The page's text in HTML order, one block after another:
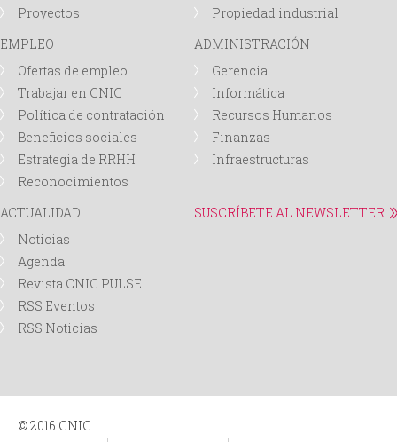
Proyectos
Propiedad industrial
EMPLEO
Ofertas de empleo
Trabajar en CNIC
Política de contratación
Beneficios sociales
Estrategia de RRHH
Reconocimientos
ADMINISTRACIÓN
Gerencia
Informática
Recursos Humanos
Finanzas
Infraestructuras
ACTUALIDAD
Noticias
Agenda
Revista CNIC PULSE
RSS Eventos
RSS Noticias
SUSCRÍBETE AL NEWSLETTER
© 2016 CNIC